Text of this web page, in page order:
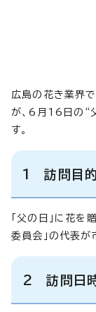
広島の花き業界
が、6月16日の“
す。
1 訪問目的
「父の日」に花
委員会」の代表が
2 訪問日